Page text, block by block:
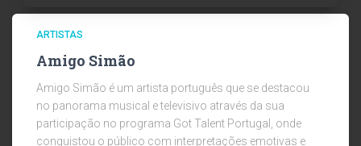
ARTISTAS
Amigo Simão
Amigo Simão é um artista português que se destacou
no panorama musical e televisivo através da sua
participação no programa Got Talent Portugal, onde
conquistou o público com interpretações emotivas e